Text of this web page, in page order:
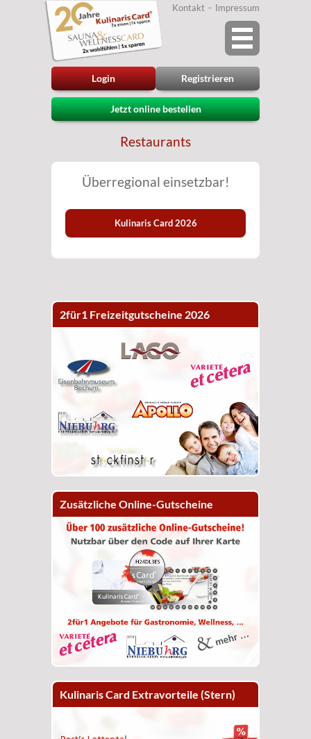
Login Registrieren
Kontakt Impressum
Jetzt online bestellen
Restaurants
Überregional einsetzbar!
Kulinaris Card 2026
2für1 Freizeitgutscheine 2026
Zusätzliche Online-Gutscheine
Kulinaris Card Extravorteile (Stern)